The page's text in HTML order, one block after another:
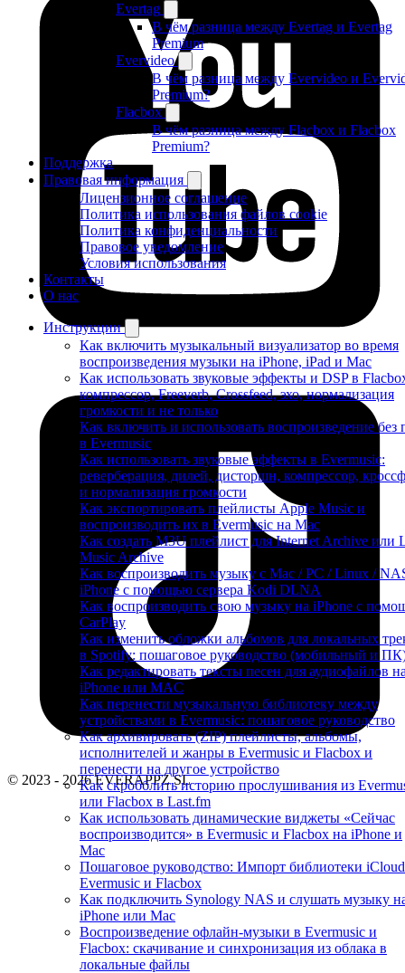
Evertag
В чём разница между Evertag и Evertag
Premium
Evervideo
В чём разница между Evervideo и
Premium?
Flacbox
В чём разница между Flacbox и Flacbox
Premium?
Поддержка
Правовая информация
Лицензионное соглашение
Политика использования файлов cookie
Политика конфиденциальности
Правовое уведомление
Условия использования
Контакты
О нас
Инструкции
Как включить музыкальный визуализатор во время
воспроизведения музыки на iPhone, iPad и Mac
Как использовать звуковые эффекты и DSP в
компрессор, Freeverb, Crossfeed, эхо, нормализация
громкости и не только
Как включить и использовать воспроизведение без
в Evermusic
Как использовать звуковые эффекты в Evermusic:
реверберация, дилей, дисторшн, компрессор,
и нормализация громкости
Как экспортировать плейлисты Apple Music и
воспроизводить их в Evermusic на Mac
Как создать M3U плейлист для Internet Archive или
Music Archive
Как воспроизводить музыку с Mac / PC / Linux /
iPhone с помощью сервера Kodi DLNA
Как воспроизводить свою музыку на iPhone с
CarPlay
Как изменить обложки альбомов для локальных
в Spotify: пошаговое руководство (мобильный и
Как редактировать тексты песен для аудиофайлов
iPhone или MAC
Как перенести музыкальную библиотеку между
устройствами в Evermusic: пошаговое руководство
Как архивировать (ZIP) плейлисты, альбомы,
исполнителей и жанры в Evermusic и Flacbox и
перенести на другое устройство
Как скробблить историю прослушивания из
или Flacbox в Last.fm
Как использовать динамические виджеты «Сейчас
воспроизводится» в Evermusic и Flacbox на iPhone и
Mac
Пошаговое руководство: Импорт библиотеки
Evermusic и Flacbox
Как подключить Synology NAS и слушать музыку
iPhone или Mac
Воспроизведение офлайн-музыки в Evermusic и
Flacbox: скачивание и синхронизация из облака в
локальные файлы
© 2023 - 2026 EVERAPPZ SL